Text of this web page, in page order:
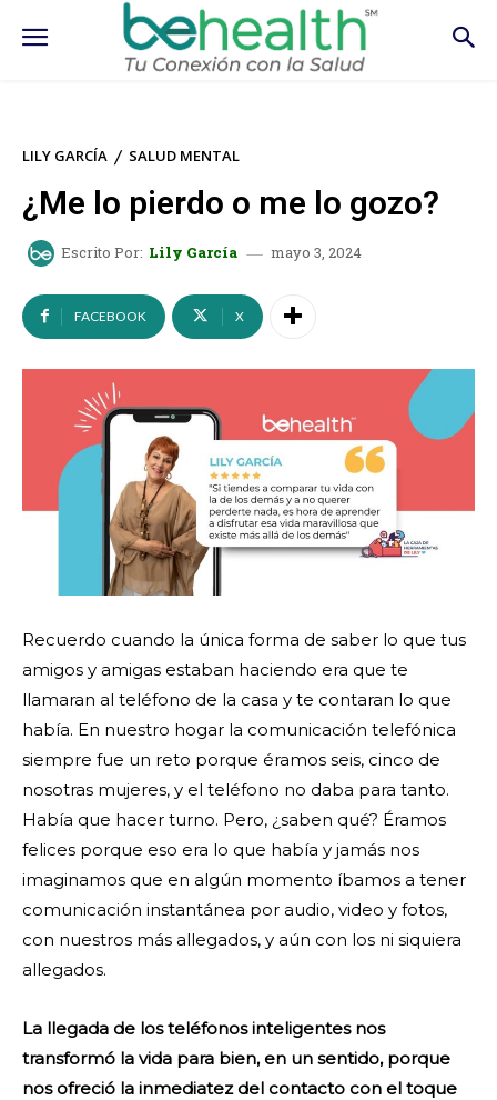
LILY GARCÍA SALUD MENTAL
¿Me lo pierdo o me lo gozo?
Escrito Por: Lily García mayo 3, 2024
FACEBOOK X
Recuerdo cuando la única forma de saber lo que tus
amigos y amigas estaban haciendo era que te
llamaran al teléfono de la casa y te contaran lo que
había. En nuestro hogar la comunicación telefónica
siempre fue un reto porque éramos seis, cinco de
nosotras mujeres, y el teléfono no daba para tanto.
Había que hacer turno. Pero, ¿saben qué? Éramos
felices porque eso era lo que había y jamás nos
imaginamos que en algún momento íbamos a tener
comunicación instantánea por audio, video y fotos,
con nuestros más allegados, y aún con los ni siquiera
allegados.
La llegada de los teléfonos inteligentes nos
transformó la vida para bien, en un sentido, porque
nos ofreció la inmediatez del contacto con el toque